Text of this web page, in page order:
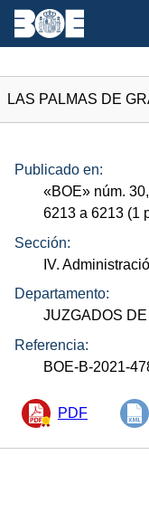
LAS PALMAS DE
Publicado en:
«BOE» núm.
6213 a 6213 (1
Sección:
IV.
Departamento:
JUZGADOS
Referencia:
BOE-B-2021-
PDF